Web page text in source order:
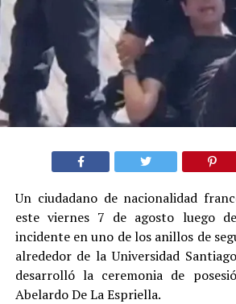
Un ciudadano de nacionalidad
este viernes 7 de agosto luego
incidente en uno de los anillos de
alrededor de la Universidad
desarrolló la ceremonia de
Abelardo De La Espriella.